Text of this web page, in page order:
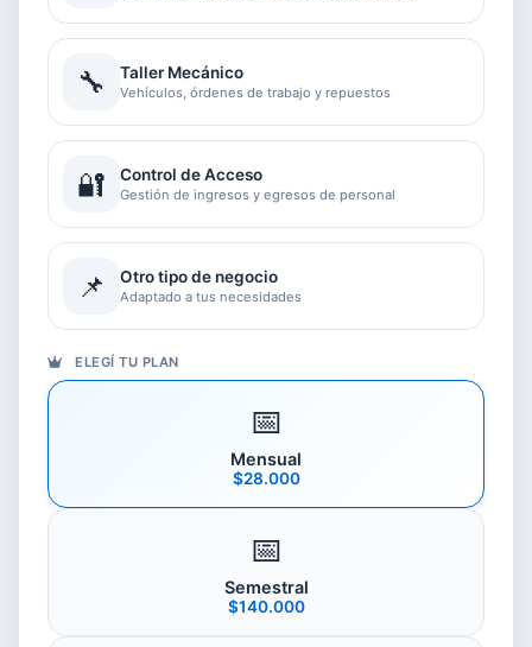
🔧 Taller Mecánico
Vehículos, órdenes de trabajo y repuestos
🔐 Control de Acceso
Gestión de ingresos y egresos de personal
📌 Otro tipo de negocio
Adaptado a tus necesidades
ELEGÍ TU PLAN
📅
Mensual
$28.000
📅
Semestral
$140.000